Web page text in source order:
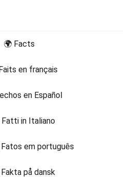
🌍 Facts
en français
en Español
in Italiano
em português
på dansk